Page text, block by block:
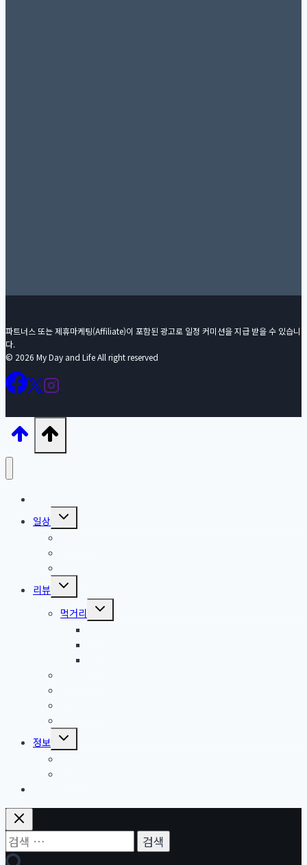
파트너스 또는 제휴마케팅(Affiliate)이 포함된 광고로 일정 커미션을 지급 받을 수 있습니
다.
© 2026 My Day and Life All right reserved
일상
Toggle
child
리뷰
Toggle
child
먹거리
Toggle
child
정보
Toggle
child
검
색: